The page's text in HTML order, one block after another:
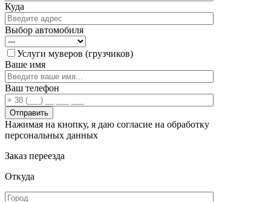
Куда
Выбор автомобиля
Услуги муверов (грузчиков)
Ваше имя
Ваш телефон
Нажимая на кнопку, я даю согласие на обработку
персональных данных
Заказ переезда
Откуда